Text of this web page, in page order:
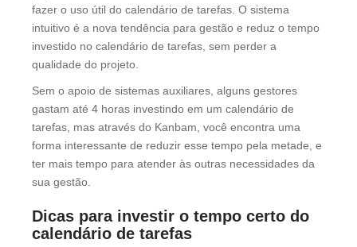
fazer o uso útil do calendário de tarefas. O sistema
intuitivo é a nova tendência para gestão e reduz o tempo
investido no calendário de tarefas, sem perder a
qualidade do projeto.
Sem o apoio de sistemas auxiliares, alguns gestores
gastam até 4 horas investindo em um calendário de
tarefas, mas através do Kanbam, você encontra uma
forma interessante de reduzir esse tempo pela metade, e
ter mais tempo para atender às outras necessidades da
sua gestão.
Dicas para investir o tempo certo do
calendário de tarefas